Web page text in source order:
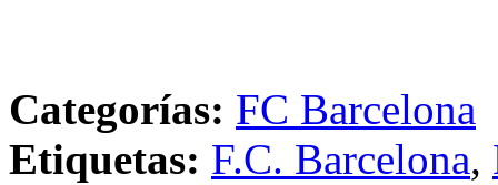
Categorías: FC Barcelona
Etiquetas: F.C. Barcelona,